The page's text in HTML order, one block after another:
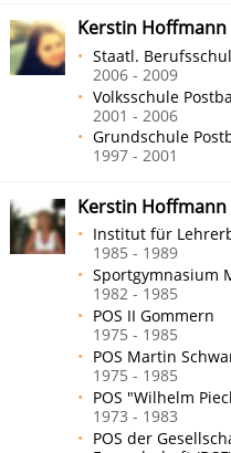
Kerstin Hoffmann
Staatl.
2006 - 2009
Volksschule
2001 - 2006
Grundschule
1997 - 2001
Kerstin Hoffmann
Institut für
1985 - 1989
Sportgymnasium
1982 - 1985
POS II Gommern
1975 - 1985
POS Martin
1975 - 1985
POS "Wilhelm
1973 - 1983
POS der